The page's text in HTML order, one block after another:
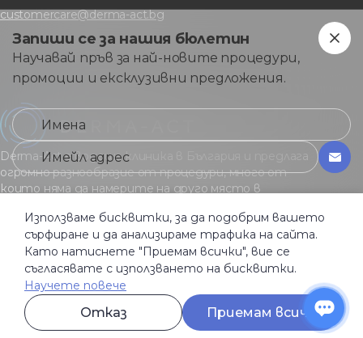
customercare@derma-act.bg
Derma-Act е водеща клиника в България и предлага
огромно разнообразие от процедури, много от
които няма да намерите на друго място в
© Derma-Act 2026
Общи услoвия
Политика за поверителност
Бисквитки
Активация условия
Запиши се за нашия бюлетин
Научавай пръв за най-новите процедури,
промоции и ексклузивни предложения.
Използваме бисквитки, за да подобрим вашето
сърфиране и да анализираме трафика на сайта.
Като натиснете "Приемам всички", вие се
съгласявате с използването на бисквитки.
Научете повече
Отказ Приемам всички